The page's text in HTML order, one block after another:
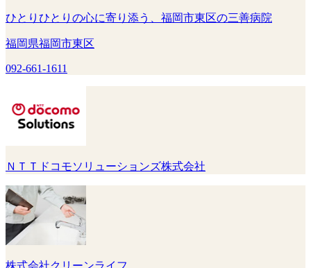
ひとりひとりの心に寄り添う、福岡市東区の三善病院
福岡県福岡市東区
092-661-1611
ＮＴＴドコモソリューションズ株式会社
株式会社クリーンライフ